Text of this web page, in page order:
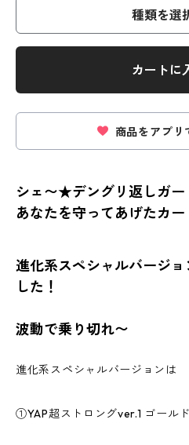
種類を選
カートに
商品をアプリ
シェ〜★デングリ返しガー
あなたを守ってあげたカー
進化系スペシャルバージ
した！
波動で乗り切れ〜
進化系スペシャルバージョンは
①YAP超ストロングver.1 ゴール